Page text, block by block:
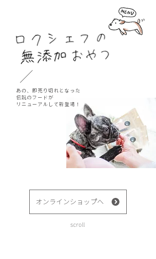
あの、即売り切れとなった
伝説のフードが
​リニューアルして新登場！
オンラインショップへ
scroll